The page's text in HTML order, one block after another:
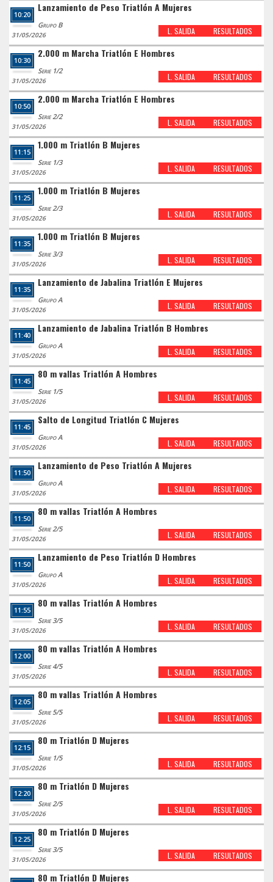
10:20
Lanzamiento de Peso Triatlón A Mujeres
Grupo B
L. SALIDA RESULTADOS
31/05/2026
10:30
2.000 m Marcha Triatlón E Hombres
Serie 1/2
L. SALIDA RESULTADOS
31/05/2026
10:50
2.000 m Marcha Triatlón E Hombres
Serie 2/2
L. SALIDA RESULTADOS
31/05/2026
11:15
1.000 m Triatlón B Mujeres
Serie 1/3
L. SALIDA RESULTADOS
31/05/2026
11:25
1.000 m Triatlón B Mujeres
Serie 2/3
L. SALIDA RESULTADOS
31/05/2026
11:35
1.000 m Triatlón B Mujeres
Serie 3/3
L. SALIDA RESULTADOS
31/05/2026
11:35
Lanzamiento de Jabalina Triatlón E Mujeres
Grupo A
L. SALIDA RESULTADOS
31/05/2026
11:40
Lanzamiento de Jabalina Triatlón B Hombres
Grupo A
L. SALIDA RESULTADOS
31/05/2026
11:45
80 m vallas Triatlón A Hombres
Serie 1/5
L. SALIDA RESULTADOS
31/05/2026
11:45
Salto de Longitud Triatlón C Mujeres
Grupo A
L. SALIDA RESULTADOS
31/05/2026
11:50
Lanzamiento de Peso Triatlón A Mujeres
Grupo A
L. SALIDA RESULTADOS
31/05/2026
11:50
80 m vallas Triatlón A Hombres
Serie 2/5
L. SALIDA RESULTADOS
31/05/2026
11:50
Lanzamiento de Peso Triatlón D Hombres
Grupo A
L. SALIDA RESULTADOS
31/05/2026
11:55
80 m vallas Triatlón A Hombres
Serie 3/5
L. SALIDA RESULTADOS
31/05/2026
12:00
80 m vallas Triatlón A Hombres
Serie 4/5
L. SALIDA RESULTADOS
31/05/2026
12:05
80 m vallas Triatlón A Hombres
Serie 5/5
L. SALIDA RESULTADOS
31/05/2026
12:15
80 m Triatlón D Mujeres
Serie 1/5
L. SALIDA RESULTADOS
31/05/2026
12:20
80 m Triatlón D Mujeres
Serie 2/5
L. SALIDA RESULTADOS
31/05/2026
12:25
80 m Triatlón D Mujeres
Serie 3/5
L. SALIDA RESULTADOS
31/05/2026
80 m Triatlón D Mujeres